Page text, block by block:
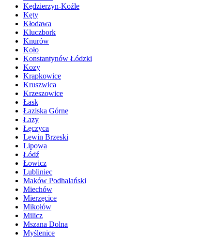
Kędzierzyn-Koźle
Kęty
Kłodawa
Kluczbork
Knurów
Koło
Konstantynów Łódzki
Kozy
Krapkowice
Kruszwica
Krzeszowice
Łask
Łaziska Górne
Łazy
Łęczyca
Lewin Brzeski
Lipowa
Łódź
Łowicz
Lubliniec
Maków Podhalański
Miechów
Mierzęcice
Mikołów
Milicz
Mszana Dolna
Myślenice